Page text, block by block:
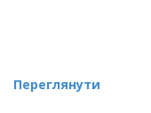
Переглянути